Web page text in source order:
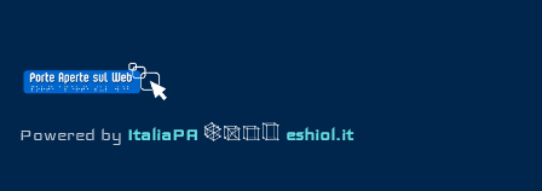
Powered by ItaliaPA eshiol.it